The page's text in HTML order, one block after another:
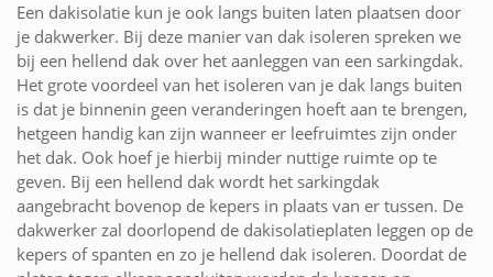
Een dakisolatie kun je ook langs buiten laten plaatsen door
je dakwerker. Bij deze manier van dak isoleren spreken we
bij een hellend dak over het aanleggen van een sarkingdak.
Het grote voordeel van het isoleren van je dak langs buiten
is dat je binnenin geen veranderingen hoeft aan te brengen,
hetgeen handig kan zijn wanneer er leefruimtes zijn onder
het dak. Ook hoef je hierbij minder nuttige ruimte op te
geven. Bij een hellend dak wordt het sarkingdak
aangebracht bovenop de kepers in plaats van er tussen. De
dakwerker zal doorlopend de dakisolatieplaten leggen op de
kepers of spanten en zo je hellend dak isoleren. Doordat de